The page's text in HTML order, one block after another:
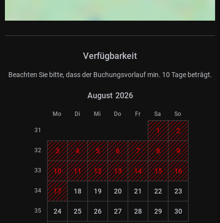
Verfügbarkeit
Beachten Sie bitte, dass der Buchungsvorlauf min. 10 Tage beträgt.
August 2026
Mo Di Mi Do Fr Sa So
31 1 2
32 3 4 5 6 7 8 9
33 10 11 12 13 14 15 16
34 17 18 19 20 21 22 23
35 24 25 26 27 28 29 30